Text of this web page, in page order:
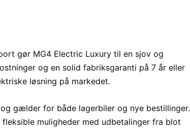
gør MG4 Electric Luxury til en sjov og
og en solid fabriksgaranti på 7 år eller
løsning på markedet.
gælder for både lagerbiler og nye bestillinger.
muligheder med udbetalinger fra blot